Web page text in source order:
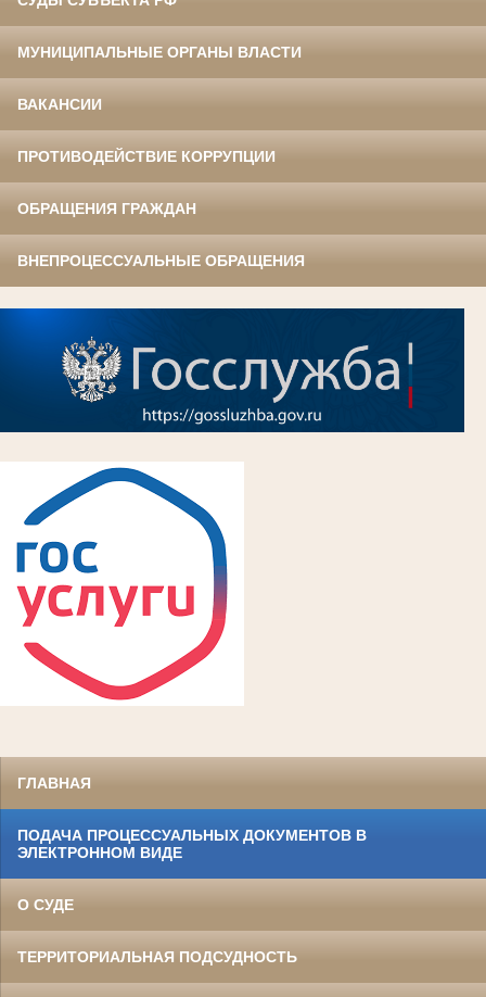
МУНИЦИПАЛЬНЫЕ ОРГАНЫ ВЛАСТИ
ВАКАНСИИ
ПРОТИВОДЕЙСТВИЕ КОРРУПЦИИ
ОБРАЩЕНИЯ ГРАЖДАН
ВНЕПРОЦЕССУАЛЬНЫЕ ОБРАЩЕНИЯ
ГЛАВНАЯ
ПОДАЧА ПРОЦЕССУАЛЬНЫХ ДОКУМЕНТОВ В
ЭЛЕКТРОННОМ ВИДЕ
О СУДЕ
ТЕРРИТОРИАЛЬНАЯ ПОДСУДНОСТЬ